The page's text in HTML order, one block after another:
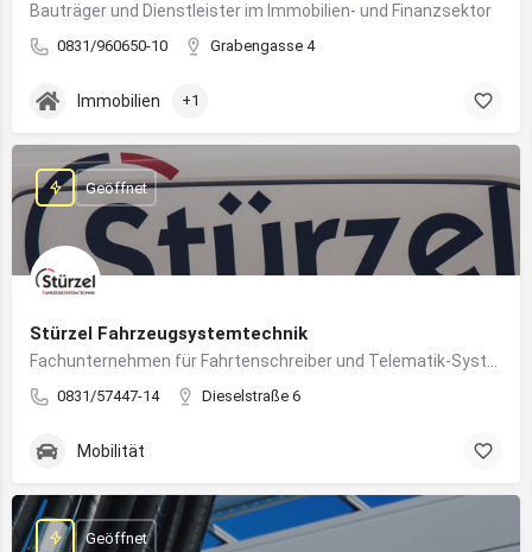
Bauträger und Dienstleister im Immobilien- und Finanzsektor
0831/960650-10 Grabengasse 4
Immobilien +1
Stürzel Fahrzeugsystemtechnik
0831/57447-14 Dieselstraße 6
Geöffnet
Mobilität
Geöffnet